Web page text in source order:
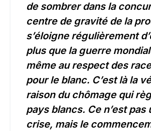
de sombrer dans la
centre de gravité de la
s’éloigne régulièrement
plus que la guerre
même au respect des
pour le blanc. C’est là la
raison du chômage qui
pays blancs. Ce n’est pas
crise, mais le